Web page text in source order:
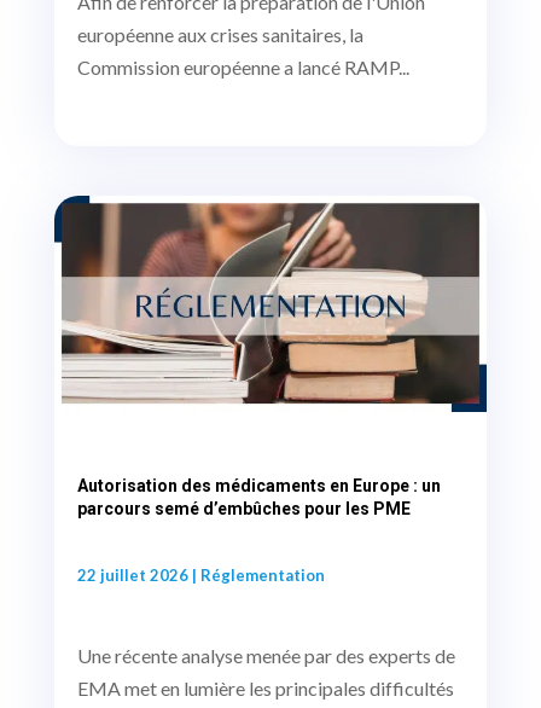
européenne aux crises sanitaires, la
Commission européenne a lancé RAMP...
Autorisation des médicaments en Europe : un
parcours semé d’embûches pour les PME
22 juillet 2026| Réglementation
Une récente analyse menée par des experts de
EMA met en lumière les principales difficultés